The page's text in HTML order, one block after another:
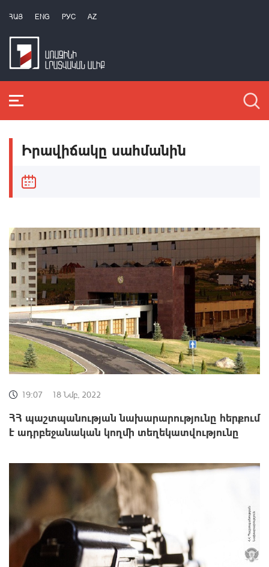
ՀԱՅ ENG РУС AZ
Իրավիճակը սահմանին
19:07 18 Նմբ, 2022
ՀՀ պաշտպանության նախարարությունը հերքում
է ադրբեջանական կողմի տեղեկատվությունը